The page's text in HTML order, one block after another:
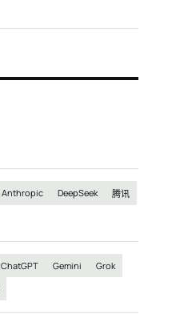
Anthropic DeepSeek
腾讯
ChatGPT Gemini
Grok